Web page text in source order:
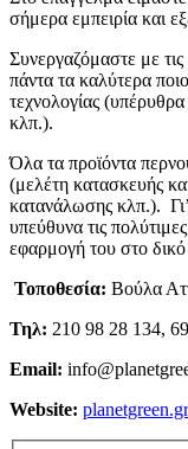
σήμερα εμπειρία και
Συνεργαζόμαστε με τις
πάντα τα καλύτερα
τεχνολογίας
κλπ.).
Όλα τα προϊόντα
(μελέτη κατασκευής
κατανάλωσης κλπ.).
υπεύθυνα τις
εφαρμογή του στο
Τοποθεσία: Βούλα
Τηλ: 210 98 28 134,
Email:
Website: